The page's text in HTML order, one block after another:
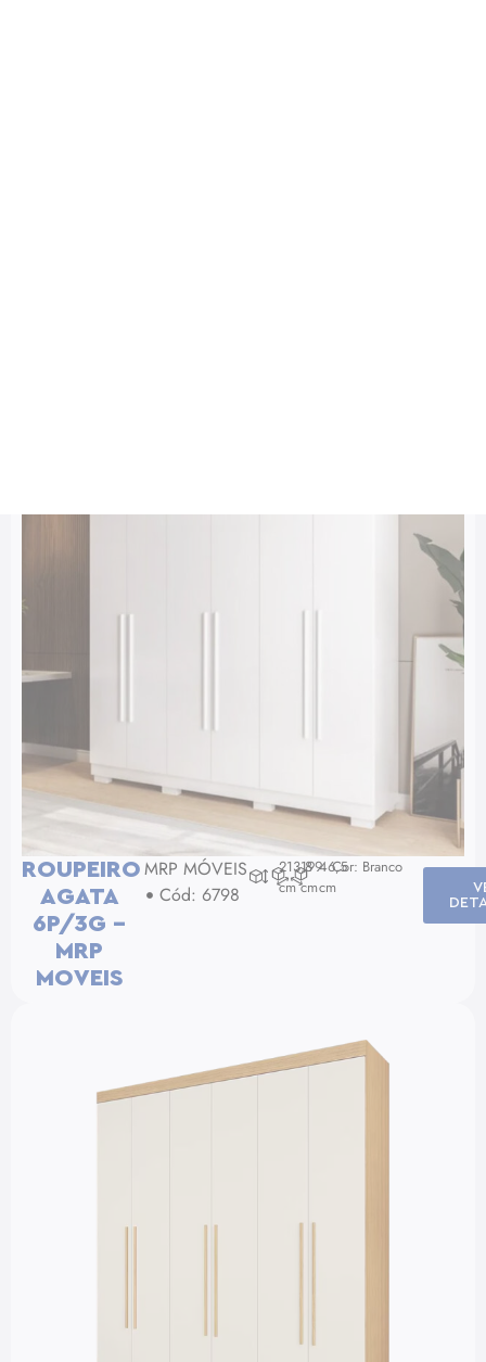
ROUPEIRO
AGATA
6P/3G –
MRP
MOVEIS
MRP MÓVEIS
Cód: 6798
213,8
cm
199
cm
46,5
cm
Cor: Branco